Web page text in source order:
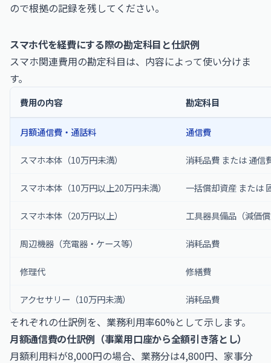
ので根拠の記録を残してください。
スマホ代を経費にする際の勘定科目と仕訳例
スマホ関連費用の勘定科目は、内容によって使い分けま
す。
費用の内容 勘定科目
月額通信費・通話料 通信費
スマホ本体（10万円未満） 消耗品費 または 通信
スマホ本体（10万円以上20万円未満） 一括償却資産 または
スマホ本体（20万円以上） 工具器具備品（減価
周辺機器（充電器・ケース等） 消耗品費
修理代 修繕費
アクセサリー（10万円未満） 消耗品費
それぞれの仕訳例を、業務利用率60%として示します。
月額通信費の仕訳例（事業用口座から全額引き落とし）
月額利用料が8,000円の場合、業務分は4,800円、家事分